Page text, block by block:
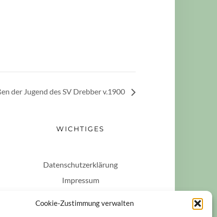
Cookie-Zustimmung verwalten
der Jugend des SV Drebber v.1900
WICHTIGES
Datenschutzerklärung
Impressum